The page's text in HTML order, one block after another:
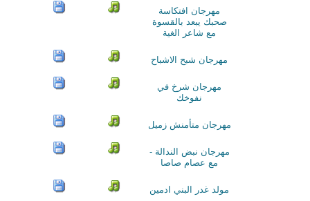
مهرجان افتكاسة
صحبك يبعد بالقسوة
مع شاعر الغية
مهرجان شبح الاشباح
مهرجان شرخ في
نفوخك
مهرجان متأمنش زميل
مهرجان نبض الندالة -
مع عصام صاصا
مولد غدر البني ادمين